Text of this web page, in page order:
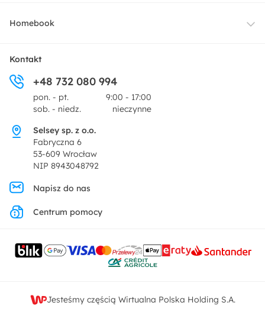
Dekoracje i akcesoria
Promocje
Dostawa
Zwroty
Pytania i odpowiedzi
Homebook
O nas
Centrum prasowe
Regulamin
Polityka prywatności
Ustawienia prywatności
Kontakt
Kontakt
+48 732 080 994
pon. - pt.
9:00 - 17:00
sob. - niedz.
nieczynne
Selsey sp. z o.o.
Fabryczna 6
53-609 Wrocław
NIP 8943048792
Napisz do nas
Centrum pomocy
Jesteśmy częścią Wirtualna Polska Holding S.A.